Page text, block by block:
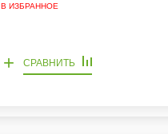
В ИЗБРАННОЕ
+ СРАВНИТЬ